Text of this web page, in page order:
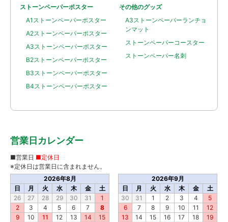
ストーンペーパーポスター
A1ストーンペーパーポスター
A2ストーンペーパーポスター
A3ストーンペーパーポスター
B2ストーンペーパーポスター
B3ストーンペーパーポスター
B4ストーンペーパーポスター
その他のグッズ
A3ストーンペーパーランチョ
ンマット
ストーンペーパーコースター
ストーンペーパー名刺
営業日カレンダー
2026年8月
日
月 火 水 木 金
土
26
27 28 29 30 31
1
2
3 4 5 6 7
8
9
10 11 12 13 14
15
2026年9月
日
月 火 水 木 金
土
30
31 1 2 3 4
5
6
7 8 9 10 11
12
13
14 15 16 17 18
19
■営業日 ■定休日
※定休日は営業日に含まれません。